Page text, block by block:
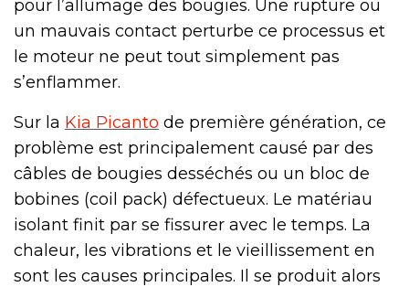
pour l’allumage des bougies. Une rupture ou
un mauvais contact perturbe ce processus et
le moteur ne peut tout simplement pas
s’enflammer.
Sur la Kia Picanto de première génération, ce
problème est principalement causé par des
câbles de bougies desséchés ou un bloc de
bobines (coil pack) défectueux. Le matériau
isolant finit par se fissurer avec le temps. La
chaleur, les vibrations et le vieillissement en
sont les causes principales. Il se produit alors